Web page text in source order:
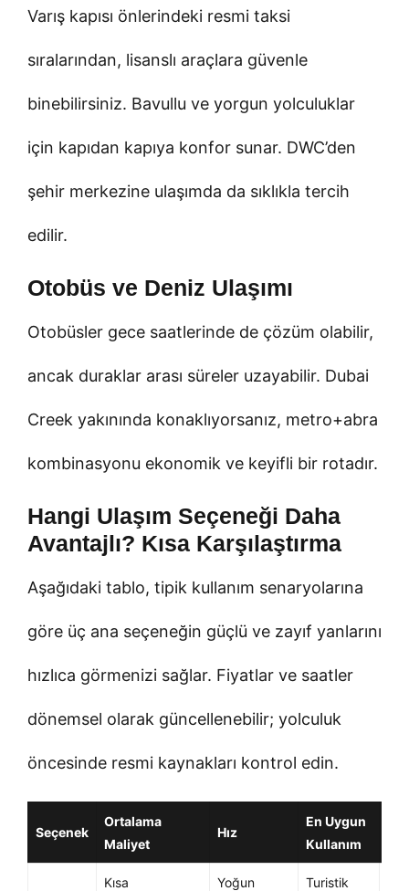
Varış kapısı önlerindeki resmi taksi
sıralarından, lisanslı araçlara güvenle
binebilirsiniz. Bavullu ve yorgun yolculuklar
için kapıdan kapıya konfor sunar. DWC’den
şehir merkezine ulaşımda da sıklıkla tercih
edilir.
Otobüs ve Deniz Ulaşımı
Otobüsler gece saatlerinde de çözüm olabilir,
ancak duraklar arası süreler uzayabilir. Dubai
Creek yakınında konaklıyorsanız, metro+abra
kombinasyonu ekonomik ve keyifli bir rotadır.
Hangi Ulaşım Seçeneği Daha
Avantajlı? Kısa Karşılaştırma
Aşağıdaki tablo, tipik kullanım senaryolarına
göre üç ana seçeneğin güçlü ve zayıf yanlarını
hızlıca görmenizi sağlar. Fiyatlar ve saatler
dönemsel olarak güncellenebilir; yolculuk
öncesinde resmi kaynakları kontrol edin.
Seçenek
Ortalama
Maliyet
Hız
En Uygun
Kullanım
Kısa
Yoğun
Turistik